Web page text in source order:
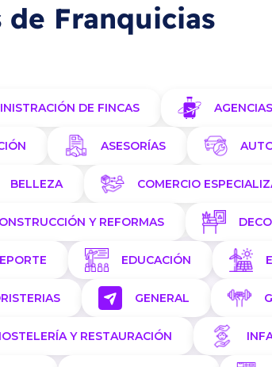
de Franquicias
DE FINCAS
ASESORÍAS
BELLEZA COMERCIO
Y REFORMAS
EDUCACIÓN
GENERAL
Y RESTAURACIÓN